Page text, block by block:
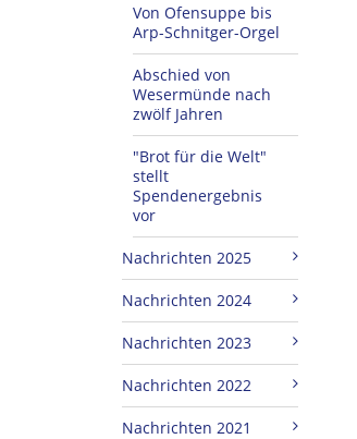
Von Ofensuppe bis
Arp-Schnitger-Orgel
Abschied von
Wesermünde nach
zwölf Jahren
"Brot für die Welt"
stellt
Spendenergebnis
vor
Nachrichten 2025
Nachrichten 2024
Nachrichten 2023
Nachrichten 2022
Nachrichten 2021